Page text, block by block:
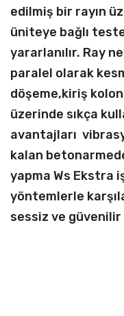
edilmiş bir rayın
üniteye bağlı
yararlanılır. Ray
paralel olarak
döşeme,kiriş
üzerinde sıkça
avantajları
kalan
yapma Ws Ekstra
yöntemlerle
sessiz ve